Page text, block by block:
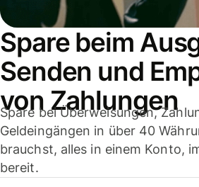
Spare beim
Senden und
von Zahlungen
Spare bei Überweisungen,
Geldeingängen in über 40
brauchst, alles in einem Konto,
bereit.